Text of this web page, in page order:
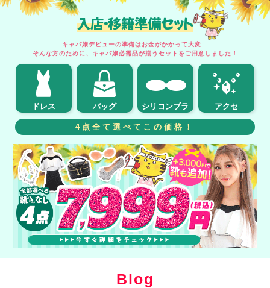
入店・移籍準備セット
キャバ嬢デビューの準備はお金がかかって大変...
そんな方のために、キャバ嬢必需品が揃うセットをご用意しました！
ドレス バッグ シリコンブラ アクセ
4点全て選べてこの価格！
Blog